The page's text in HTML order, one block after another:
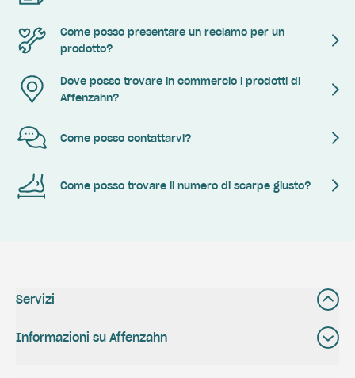
Come posso presentare un reclamo per un
prodotto?
Dove posso trovare in commercio i prodotti di
Affenzahn?
Come posso contattarvi?
Come posso trovare il numero di scarpe giusto?
Servizi
Informazioni su Affenzahn